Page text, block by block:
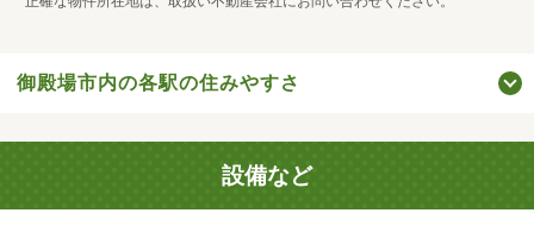
御殿場市内の各駅の住みやすさ
設備など